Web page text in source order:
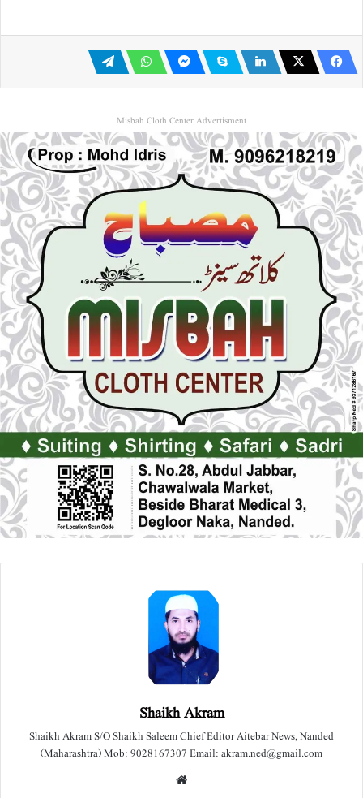
Misbah Cloth Center Advertisment
Shaikh Akram
Shaikh Akram S/O Shaikh Saleem Chief Editor Aitebar News, Nanded
(Maharashtra) Mob: 9028167307 Email: akram.ned@gmail.com